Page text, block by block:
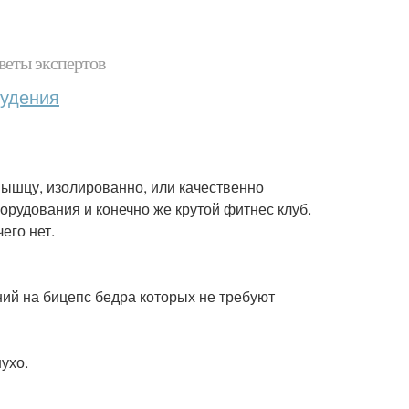
экспертов
изолированно, или качественно
и конечно же крутой фитнес клуб.
нет.
на бицепс бедра которых не требуют